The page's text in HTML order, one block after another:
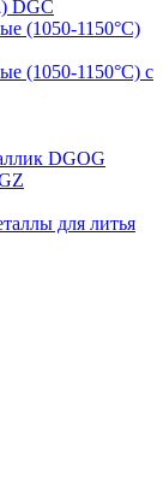
DGC
(1050-1150°С)
(1050-1150°С) с
DGOG
для литья